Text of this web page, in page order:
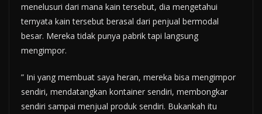
menelusuri dari mana kain tersebut, dia mengetahui
ternyata kain tersebut berasal dari penjual bermodal
besar. Mereka tidak punya pabrik tapi langsung
mengimpor.
” Ini yang membuat saya heran, mereka bisa mengimpor
sendiri, mendatangkan kontainer sendiri, membongkar
sendiri sampai menjual produk sendiri. Bukankah itu